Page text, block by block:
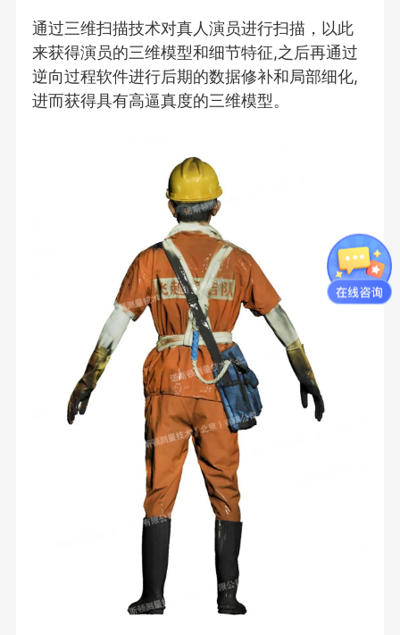
通过三维扫描技术对真人演员进行扫描，以此
来获得演员的三维模型和细节特征,之后再通过
逆向过程软件进行后期的数据修补和局部细化,
进而获得具有高逼真度的三维模型。